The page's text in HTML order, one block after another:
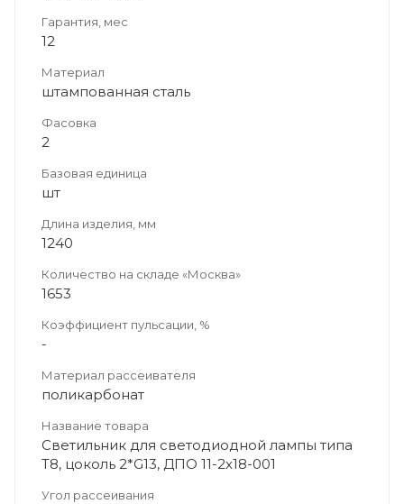
Гарантия, мес
12
Материал
штампованная сталь
Фасовка
2
Базовая единица
шт
Длина изделия, мм
1240
Количество на складе «Москва»
1653
Коэффициент пульсации, %
-
Материал рассеивателя
поликарбонат
Название товара
Светильник для светодиодной лампы типа
Т8, цоколь 2*G13, ДПО 11-2х18-001
Угол рассеивания